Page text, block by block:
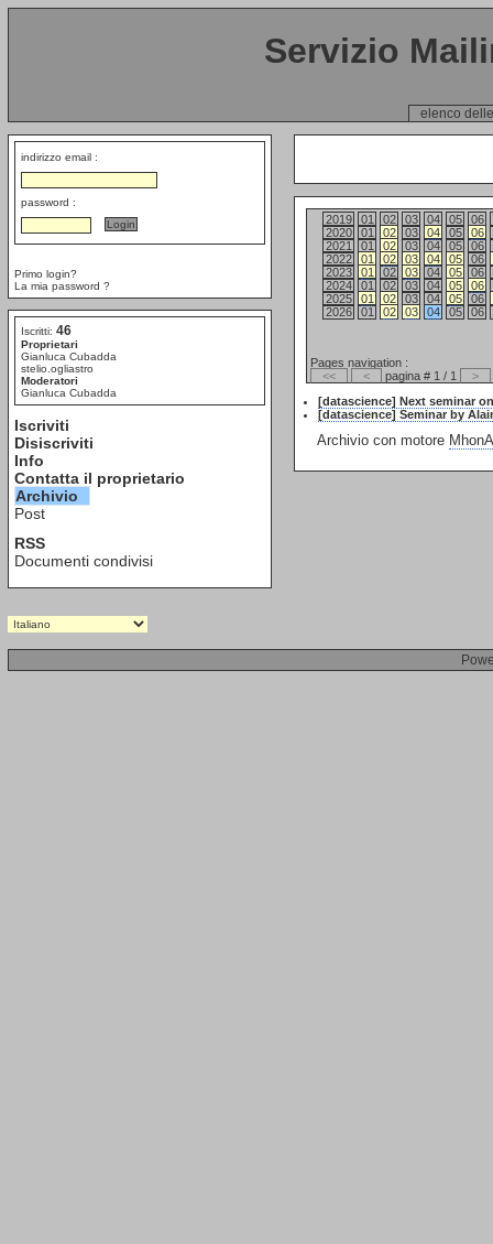
Servizio
elenco
indirizzo email :
password :
Primo login?
La mia password ?
Iscritti: 46
Proprietari
Gianluca Cubadda
stelio.ogliastro
Moderatori
Gianluca Cubadda
Iscriviti
Disiscriviti
Info
Contatta il proprietario
Archivio
Post
RSS
Documenti condivisi
2019 01 02 03 04 05
06
2020
01 02 03 04 05
06
2021
01 02 03 04 05
06
2022
01 02 03 04 05
06
2023
01 02 03 04 05
06
2024
01 02 03 04 05
06
2025
01 02 03 04 05
06
2026
01 02 03 04 05 06
Pages navigation :
<<
< pagina # 1 / 1
>
[datascience] Next seminar
[datascience] Seminar by
Archivio con motore